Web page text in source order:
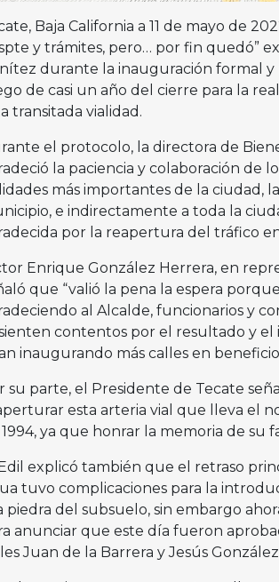
Baja California a 11 de mayo de
y trámites, pero… por fin quedó”
durante la inauguración formal
de casi un año del cierre para la
transitada vialidad.
el protocolo, la directora de
la paciencia y colaboración de
más importantes de la ciudad,
e indirectamente a toda la
por la reapertura del tráfico
Enrique González Herrera, en
que “valió la pena la espera
al Alcalde, funcionarios y
contentos por el resultado y el
inaugurando más calles en
su parte, el Presidente de Tecate
esta arteria vial que lleva el
ya que honrar la memoria de su
explicó también que el retraso
tuvo complicaciones para la
piedra del subsuelo, sin embargo
anunciar que este día fueron
Juan de la Barrera y Jesús